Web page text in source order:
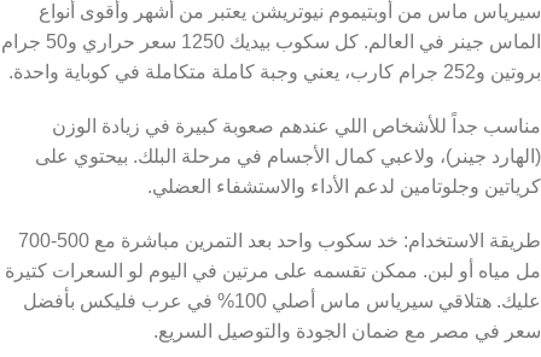
سيرياس ماس من أوبتيموم نيوتريشن يعتبر من أشهر وأقوى أنواع
الماس جينر في العالم. كل سكوب بيديك 1250 سعر حراري و50 جرام
بروتين و252 جرام كارب، يعني وجبة كاملة متكاملة في كوباية واحدة.
مناسب جداً للأشخاص اللي عندهم صعوبة كبيرة في زيادة الوزن
(الهارد جينر)، ولاعبي كمال الأجسام في مرحلة البلك. بيحتوي على
كرياتين وجلوتامين لدعم الأداء والاستشفاء العضلي.
طريقة الاستخدام: خد سكوب واحد بعد التمرين مباشرة مع 500-700
مل مياه أو لبن. ممكن تقسمه على مرتين في اليوم لو السعرات كتيرة
عليك. هتلاقي سيرياس ماس أصلي 100% في عرب فليكس بأفضل
سعر في مصر مع ضمان الجودة والتوصيل السريع.